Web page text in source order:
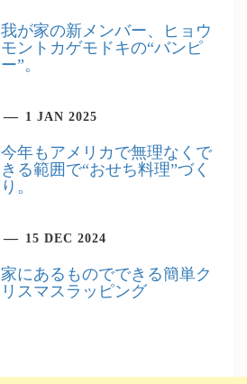
我が家の新メンバー、ヒョウ
モントカゲモドキの“バンピ
ー”。
1 JAN 2025
今年もアメリカで無理なくで
きる範囲で“おせち料理”づく
り。
15 DEC 2024
家にあるものでできる簡単ク
リスマスラッピング